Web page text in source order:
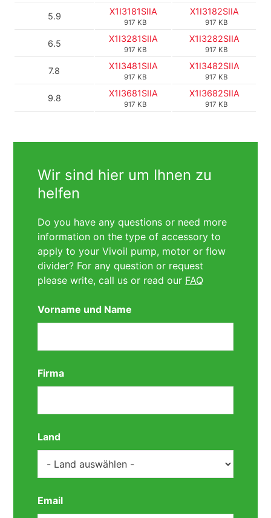
5.9 X1I3181SIIA
917 KB
X1I3182SIIA
917 KB
6.5 X1I3281SIIA
917 KB
X1I3282SIIA
917 KB
7.8 X1I3481SIIA
917 KB
X1I3482SIIA
917 KB
9.8 X1I3681SIIA
917 KB
X1I3682SIIA
917 KB
Wir sind hier um Ihnen zu
helfen
Do you have any questions or need more
information on the type of accessory to
apply to your Vivoil pump, motor or flow
divider? For any question or request
please write, call us or read our FAQ
Vorname und Name
Firma
Land
Email